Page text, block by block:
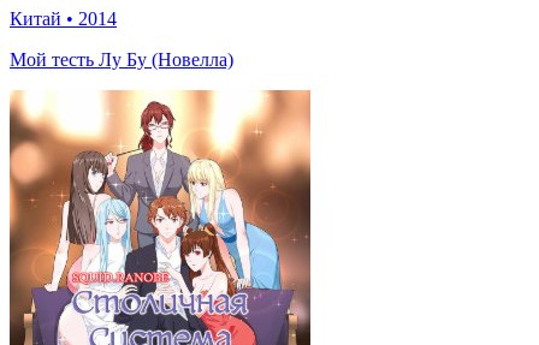
Китай • 2014
Мой тесть Лу Бу (Новелла)